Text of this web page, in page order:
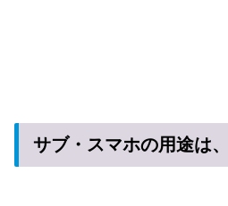
サブ・スマホの用途は